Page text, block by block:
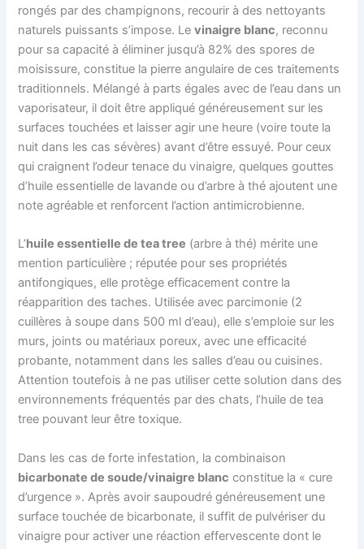
rongés par des champignons, recourir à des nettoyants
naturels puissants s’impose. Levinaigre blanc, reconnu
pour sa capacité à éliminer jusqu’à 82% des spores de
moisissure, constitue la pierre angulaire de ces traitements
traditionnels. Mélangé à parts égales avec de l’eau dans un
vaporisateur, il doit être appliqué généreusement sur les
surfaces touchées et laisser agir une heure (voire toute la
nuit dans les cas sévères) avant d’être essuyé. Pour ceux
qui craignent l’odeur tenace du vinaigre, quelques gouttes
d’huile essentielle de lavande ou d’arbre à thé ajoutent une
note agréable et renforcent l’action antimicrobienne.
L’huile essentielle de tea tree (arbre à thé) mérite une
mention particulière ; réputée pour ses propriétés
antifongiques, elle protège efficacement contre la
réapparition des taches. Utilisée avec parcimonie (2
cuillères à soupe dans 500 ml d’eau), elle s’emploie sur les
murs, joints ou matériaux poreux, avec une efficacité
probante, notamment dans les salles d’eau ou cuisines.
Attention toutefois à ne pas utiliser cette solution dans des
environnements fréquentés par des chats, l’huile de tea
tree pouvant leur être toxique.
Dans les cas de forte infestation, la combinaison
bicarbonate de soude/vinaigre blanc constitue la « cure
d’urgence ». Après avoir saupoudré généreusement une
surface touchée de bicarbonate, il suffit de pulvériser du
vinaigre pour activer une réaction effervescente dont le